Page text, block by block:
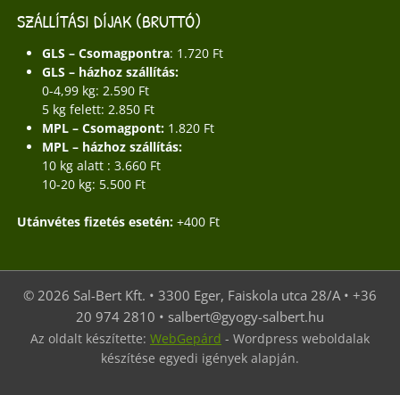
SZÁLLÍTÁSI DÍJAK (BRUTTÓ)
GLS – Csomagpontra: 1.720 Ft
GLS – házhoz szállítás:
0-4,99 kg: 2.590 Ft
5 kg felett: 2.850 Ft
MPL – Csomagpont: 1.820 Ft
MPL – házhoz szállítás:
10 kg alatt : 3.660 Ft
10-20 kg: 5.500 Ft
Utánvétes fizetés esetén:+400 Ft
© 2026 Sal-Bert Kft. • 3300 Eger, Faiskola utca 28/A • +36
20 974 2810 • salbert@gyogy-salbert.hu
Az oldalt készítette: WebGepárd - Wordpress weboldalak
készítése egyedi igények alapján.